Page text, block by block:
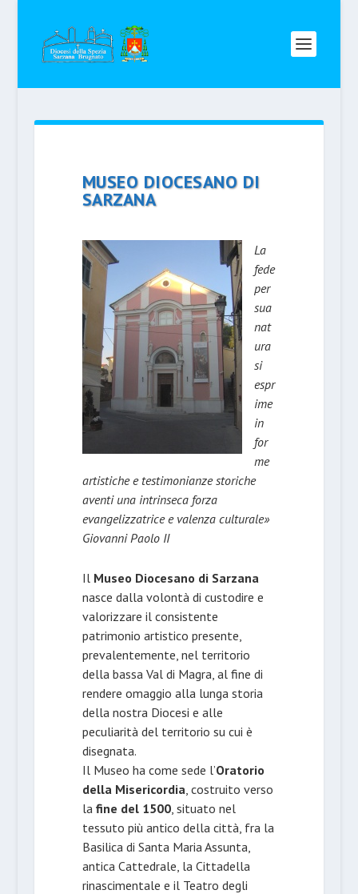
MUSEO DIOCESANO DI
SARZANA
La
fede
per
sua
nat
ura
si
espr
ime
in
for
me
artistiche e testimonianze storiche
aventi una intrinseca forza
evangelizzatrice e valenza culturale»
Giovanni Paolo II
Il Museo Diocesano di Sarzana
nasce dalla volontà di custodire e
valorizzare il consistente
patrimonio artistico presente,
prevalentemente, nel territorio
della bassa Val di Magra, al fine di
rendere omaggio alla lunga storia
della nostra Diocesi e alle
peculiarità del territorio su cui è
disegnata.
Il Museo ha come sede l’Oratorio
della Misericordia , costruito verso
la fine del 1500, situato nel
tessuto più antico della città, fra la
Basilica di Santa Maria Assunta,
antica Cattedrale, la Cittadella
rinascimentale e il Teatro degli